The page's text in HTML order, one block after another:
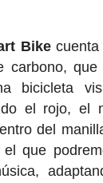
Bike
carbono, que
bicicleta
el rojo, el
del
el que